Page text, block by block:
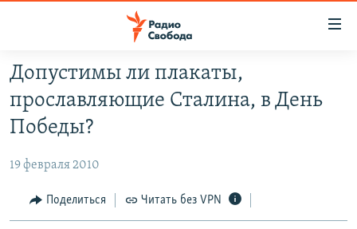
упрощенного
доступа
Вернуться
основному
Вернутся
ПРОГРАММЫ
ПОДКАСТЫ
ЦИТАТЫ СВОБОДЫ
МНЕНИЯ
Допустимы ли плакаты,
прославляющие Сталина, в День
Победы?
19 февраля 2010
Поделиться Читать без VPN